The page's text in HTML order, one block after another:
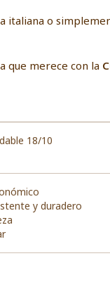
italiana o
que merece con la
18/10
y duradero